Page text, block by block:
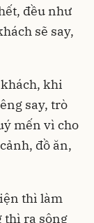
đều như
sẽ say,
khi
say, trò
mến vì cho
đồ ăn,
thì làm
thì ra sông